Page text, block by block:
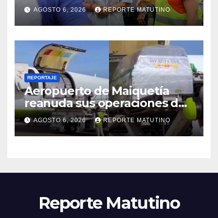
AGOSTO 6, 2026 REPORTE MATUTINO
REPORTAJE
Aeropuerto de Maiquetía
reanuda sus operaciones de
carga con primer vuelo
desde Panamá
AGOSTO 6, 2026 REPORTE MATUTINO
Reporte Matutino